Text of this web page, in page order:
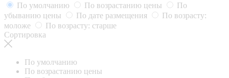
По умолчанию
По возрастанию цены
По
убыванию цены
По дате размещения
По возрасту:
моложе
По возрасту: старше
Сортировка
По умолчанию
По возрастанию цены